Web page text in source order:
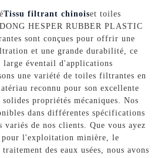
Tissu filtrant chinoiset toiles
HESPER RUBBER PLASTIC
sont conçues pour offrir une
et une grande durabilité, ce
large éventail d'applications
une variété de toiles filtrantes en
reconnu pour son excellente
propriétés mécaniques. Nos
dans différentes spécifications
variés de nos clients. Que vous ayez
l'exploitation minière, le
des eaux usées, nous avons